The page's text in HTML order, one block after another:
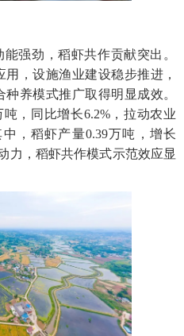
强劲，稻虾共作贡献突出。
，设施渔业建设稳步推进，
养模式推广取得明显成效。
，同比增长6.2%，拉动农业
，稻虾产量0.39万吨，增长
力，稻虾共作模式示范效应显